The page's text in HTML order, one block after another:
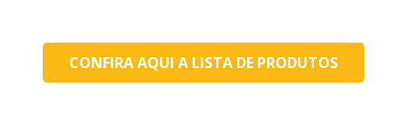
CONFIRA AQUI A LISTA DE PRODUTOS